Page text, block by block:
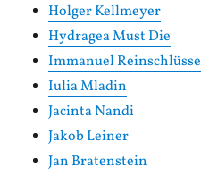
Holger Kellmeyer
Hydragea Must Die
Immanuel
Iulia Mladin
Jacinta Nandi
Jakob Leiner
Jan Bratenstein